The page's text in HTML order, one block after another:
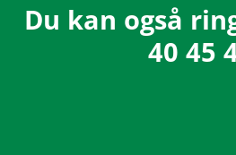
Du kan også
40 45